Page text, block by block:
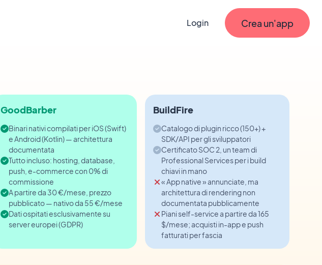
Login Crea un'app
GoodBarber
Binari nativi compilati per iOS (Swift)
e Android (Kotlin) — architettura
documentata
Tutto incluso: hosting, database,
push, e-commerce con 0% di
commissione
A partire da 30 €/mese, prezzo
pubblicato — nativo da 55 €/mese
Dati ospitati esclusivamente su
server europei (GDPR)
BuildFire
Catalogo di plugin ricco (150+) +
SDK/API per gli sviluppatori
Certificato SOC 2, un team di
Professional Services per i build
chiavi in mano
« App native » annunciate, ma
architettura di rendering non
documentata pubblicamente
Piani self-service a partire da 165
$/mese; acquisti in-app e push
fatturati per fascia